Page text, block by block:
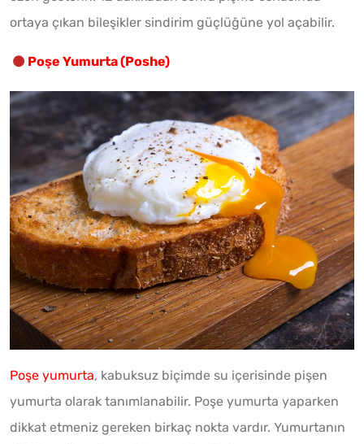
ortaya çıkan bileşikler sindirim güçlüğüne yol açabilir.
Poşe Yumurta (Poshe)
Poşe yumurta, kabuksuz biçimde su içerisinde pişen
yumurta olarak tanımlanabilir. Poşe yumurta yaparken
dikkat etmeniz gereken birkaç nokta vardır. Yumurtanın